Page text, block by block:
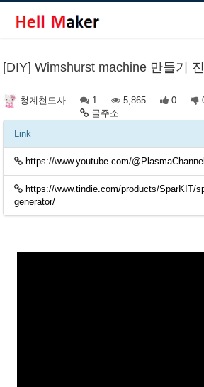
[DIY] Wimshurst machine 만들기
청계천도사 1 5,865 0
글주소
Link
https://www.youtube.com/@PlasmaChannel
https://www.tindie.com/products/SparKIT/
generator/